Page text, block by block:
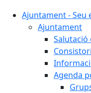
Ajuntament - Seu
Ajuntament
Salutació
Consistori
Agenda